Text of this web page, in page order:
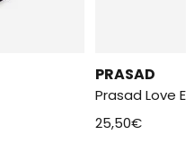
PRASAD
Prasad Love
25,50€